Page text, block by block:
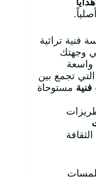
فنية تراثية
وجهتك
التي تجمع بين
مستوحاة